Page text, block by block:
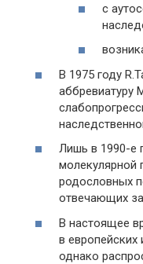
с
В 1975 году
аббревиатуру
Лишь в 1990-е
молекулярной
родословных
отвечающих
В настоящее
в европейских
однако